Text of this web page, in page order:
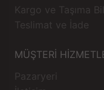
Kargo ve Taşıma
Teslimat ve İade
MÜŞTERİ
Pazaryeri